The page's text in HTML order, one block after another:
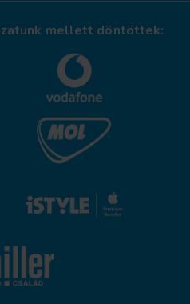
mellett döntöttek: